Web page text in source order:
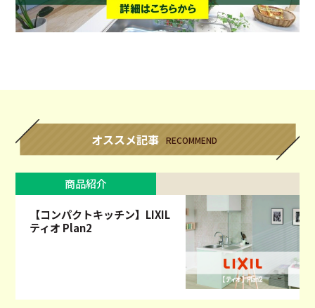
オススメ記事 RECOMMEND
商品紹介
【コンパクトキッチン】LIXIL
ティオ Plan2